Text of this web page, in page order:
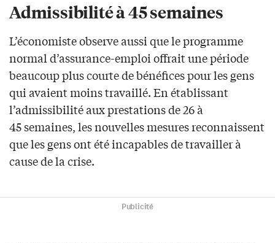
Admissibilité à 45 semaines
L’économiste observe aussi que le programme
normal d’assurance-emploi offrait une période
beaucoup plus courte de bénéfices pour les gens
qui avaient moins travaillé. En établissant
l’admissibilité aux prestations de 26 à
45 semaines, les nouvelles mesures reconnaissent
que les gens ont été incapables de travailler à
cause de la crise.
Publicité